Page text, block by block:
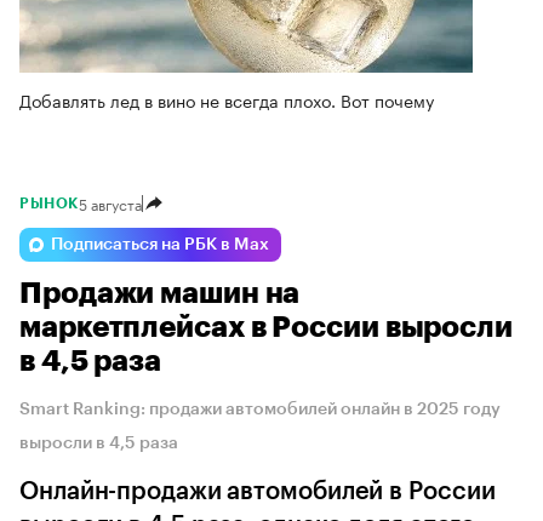
Добавлять лед в вино не всегда плохо. Вот почему
РЫНОК5 августа
Подписаться на РБК в Max
Продажи машин на
маркетплейсах в России выросли
в 4,5 раза
Smart Ranking: продажи автомобилей онлайн в 2025 году
выросли в 4,5 раза
Онлайн-продажи автомобилей в России